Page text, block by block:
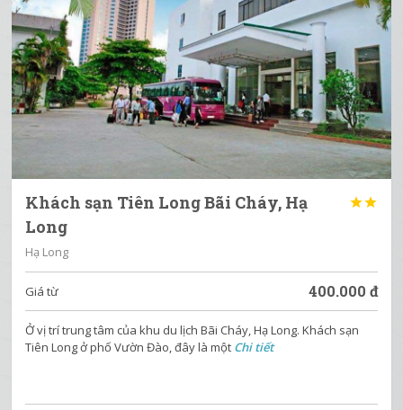
Khách sạn Tiên Long Bãi Cháy, Hạ
Long

Hạ Long
Giá từ 400.000 đ
Ở vị trí trung tâm của khu du lịch Bãi Cháy, Hạ Long. Khách sạn
Tiên Long ở phố Vườn Đào, đây là một Chi tiết